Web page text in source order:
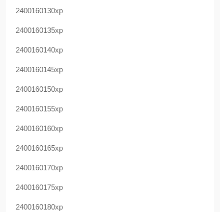
2400160130xp
2400160135xp
2400160140xp
2400160145xp
2400160150xp
2400160155xp
2400160160xp
2400160165xp
2400160170xp
2400160175xp
2400160180xp